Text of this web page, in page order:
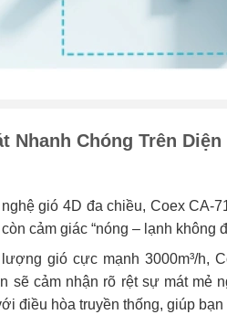
Chóng Trên Diện
gió 4D đa chiều, Coex CA-
cảm giác “nóng – lạnh không
gió cực mạnh 3000m³/h,
sẽ cảm nhận rõ rệt sự mát mẻ
điều hòa truyền thống, giúp